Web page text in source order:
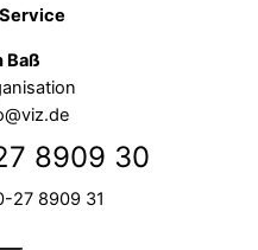
Baß
8909 30
27 8909 31